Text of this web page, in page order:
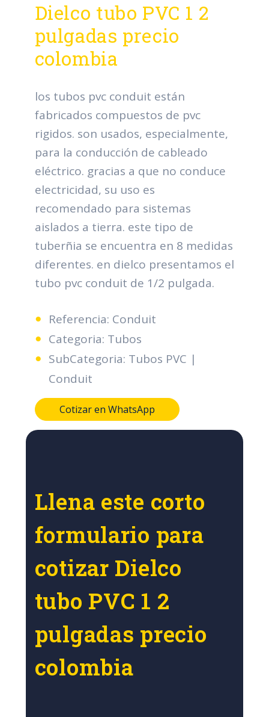
Dielco tubo PVC 1 2
pulgadas precio
colombia
los tubos pvc conduit están
fabricados compuestos de pvc
rigidos. son usados, especialmente,
para la conducción de cableado
eléctrico. gracias a que no conduce
electricidad, su uso es
recomendado para sistemas
aislados a tierra. este tipo de
tuberñia se encuentra en 8 medidas
diferentes. en dielco presentamos el
tubo pvc conduit de 1/2 pulgada.
Referencia: Conduit
Categoria: Tubos
SubCategoria: Tubos PVC |
Conduit
Cotizar en WhatsApp
Llena este corto
formulario para
cotizar Dielco
tubo PVC 1 2
pulgadas precio
colombia